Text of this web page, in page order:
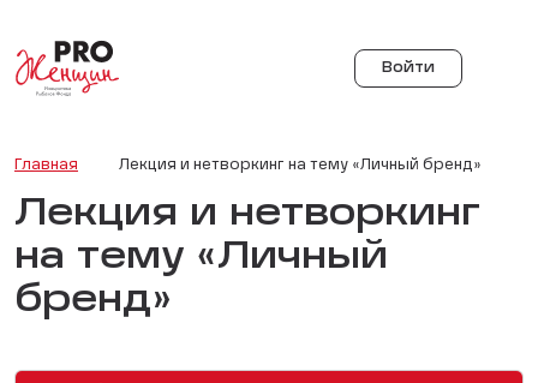
Войти
Главная Лекция и нетворкинг на тему «Личный бренд»
Лекция и нетворкинг
на тему «Личный
бренд»